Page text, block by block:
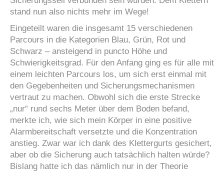
stand nun also nichts mehr im Wege!
Eingeteilt waren die insgesamt 15 verschiedenen
Parcours in die Kategorien Blau, Grün, Rot und
Schwarz – ansteigend in puncto Höhe und
Schwierigkeitsgrad. Für den Anfang ging es für alle mit
einem leichten Parcours los, um sich erst einmal mit
den Gegebenheiten und Sicherungsmechanismen
vertraut zu machen. Obwohl sich die erste Strecke
„nur“ rund sechs Meter über dem Boden befand,
merkte ich, wie sich mein Körper in eine positive
Alarmbereitschaft versetzte und die Konzentration
anstieg. Zwar war ich dank des Klettergurts gesichert,
aber ob die Sicherung auch tatsächlich halten würde?
Bislang hatte ich das nämlich nur in der Theorie